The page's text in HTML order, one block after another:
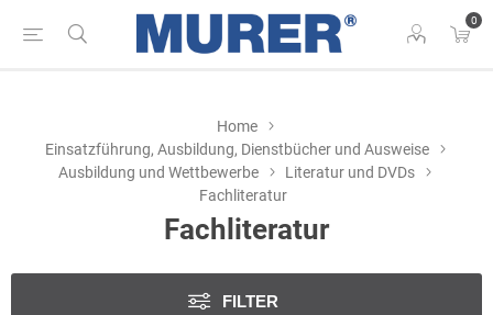
0
Home
Einsatzführung, Ausbildung, Dienstbücher und Ausweise
Ausbildung und Wettbewerbe
Literatur und DVDs
Fachliteratur
Fachliteratur
FILTER